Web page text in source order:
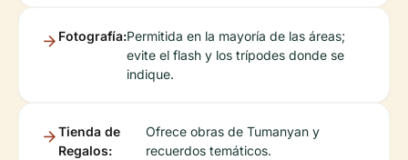
Fotografía:Permitida en la mayoría de las áreas;
evite el flash y los trípodes donde se
indique.
Tienda de
Regalos:
Ofrece obras de Tumanyan y
recuerdos temáticos.